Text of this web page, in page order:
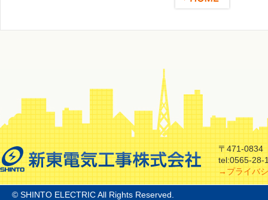
〒471-0834
tel:0565-
→プライバ
© SHINTO ELECTRIC All Rights Reserved.